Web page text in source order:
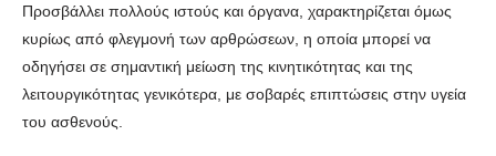
Προσβάλλει πολλούς ιστούς και όργανα, χαρακτηρίζεται όμως
κυρίως από φλεγμονή των αρθρώσεων, η οποία μπορεί να
οδηγήσει σε σημαντική μείωση της κινητικότητας και της
λειτουργικότητας γενικότερα, με σοβαρές επιπτώσεις στην υγεία
του ασθενούς.